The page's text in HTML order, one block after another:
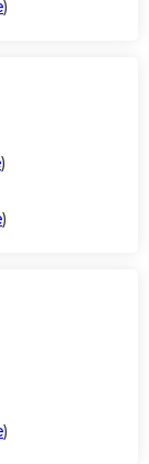
)
)
)
)